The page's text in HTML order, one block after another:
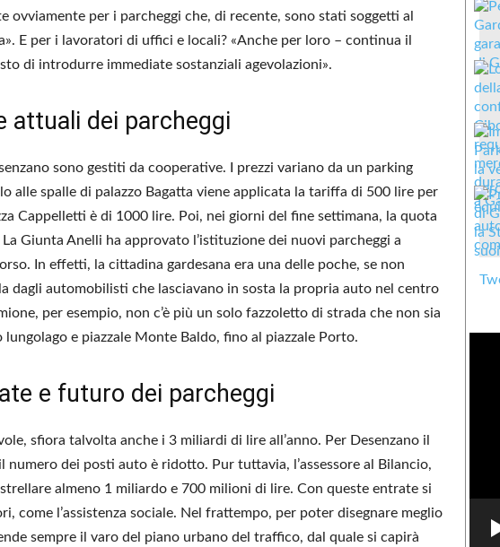
ovviamente per i parcheggi che, di recente, sono stati soggetti al
E per i lavoratori di uffici e locali? «Anche per loro – continua il
di introdurre immediate sostanziali agevolazioni».
attuali dei parcheggi
sono gestiti da cooperative. I prezzi variano da un parking
alle spalle di palazzo Bagatta viene applicata la tariffa di 500 lire per
Cappelletti è di 1000 lire. Poi, nei giorni del fine settimana, la quota
La Giunta Anelli ha approvato l’istituzione dei nuovi parcheggi a
In effetti, la cittadina gardesana era una delle poche, se non
dagli automobilisti che lasciavano in sosta la propria auto nel centro
per esempio, non c’è più un solo fazzoletto di strada che non sia
e piazzale Monte Baldo, fino al piazzale Porto.
e futuro dei parcheggi
sfiora talvolta anche i 3 miliardi di lire all’anno. Per Desenzano il
dei posti auto è ridotto. Pur tuttavia, l’assessore al Bilancio,
almeno 1 miliardo e 700 milioni di lire. Con queste entrate si
come l’assistenza sociale. Nel frattempo, per poter disegnare meglio
sempre il varo del piano urbano del traffico, dal quale si capirà